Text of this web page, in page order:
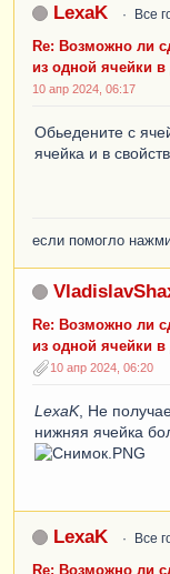
LexaK Все
Re: Возможно ли
из одной ячейки
10 апр 2024, 06:17
Обьедените с
ячейка и в
если помогло
Re: Возможно ли
из одной ячейки
10 апр 2024, 06:20
LexaK, Не
нижняя ячейка
LexaK Все
Re: Возможно ли